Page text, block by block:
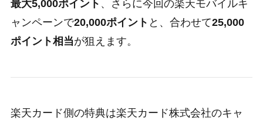
最大5,000ポイント 、さらに今回の楽天モバイルキ
ャンペーンで20,000ポイント と、合わせて25,000
ポイント相当が狙えます。
楽天カード側の特典は楽天カード株式会社のキャ